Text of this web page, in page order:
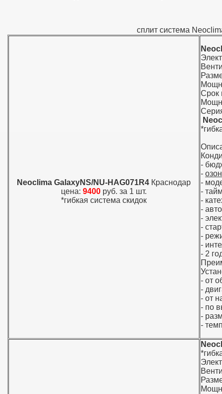
сплит система
Neoclima GalaxyNS/NU-HAG071R4 Краснодар
цена: 9400 руб. за 1 шт.
*гибкая система скидок
Срок
-
-
-
-
-
-
-
-
-
-
- 2
- от
-
- от
- по
-
-